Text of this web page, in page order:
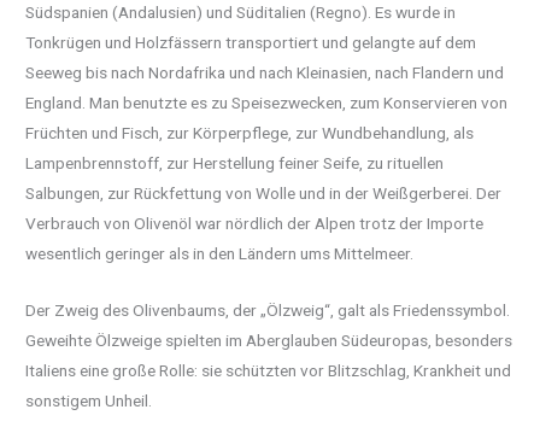
Südspanien (Andalusien) und Süditalien (Regno). Es wurde in
Tonkrügen und Holzfässern transportiert und gelangte auf dem
Seeweg bis nach Nordafrika und nach Kleinasien, nach Flandern und
England. Man benutzte es zu Speisezwecken, zum Konservieren von
Früchten und Fisch, zur Körperpflege, zur Wundbehandlung, als
Lampenbrennstoff, zur Herstellung feiner Seife, zu rituellen
Salbungen, zur Rückfettung von Wolle und in der Weißgerberei. Der
Verbrauch von Olivenöl war nördlich der Alpen trotz der Importe
wesentlich geringer als in den Ländern ums Mittelmeer.
Der Zweig des Olivenbaums, der „Ölzweig“, galt als Friedenssymbol.
Geweihte Ölzweige spielten im Aberglauben Südeuropas, besonders
Italiens eine große Rolle: sie schützten vor Blitzschlag, Krankheit und
sonstigem Unheil.